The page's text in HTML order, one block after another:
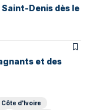
Saint-Denis dès le
et des
Côte d'Ivoire